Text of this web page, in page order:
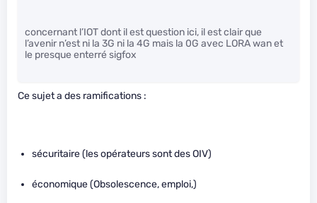
concernant l’IOT dont il est question ici, il est clair que
l’avenir n’est ni la 3G ni la 4G mais la 0G avec LORA wan et
le presque enterré sigfox
Ce sujet a des ramifications :
sécuritaire (les opérateurs sont des OIV)
économique (Obsolescence, emploi,)